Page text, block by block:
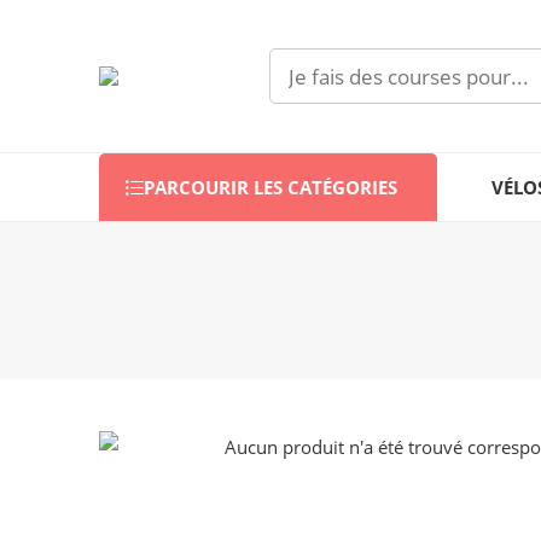
PARCOURIR LES CATÉGORIES
Aucun produit n'a été trouvé